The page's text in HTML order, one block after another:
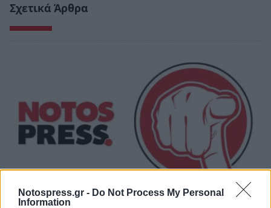
Notospress.gr - Do Not Process My Personal
Information
Σχετικά Άρθρα